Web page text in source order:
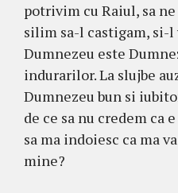
potrivim cu Raiul, sa
silim sa-l castigam, si-l
Dumnezeu este
indurarilor. La slujbe
Dumnezeu bun si
de ce sa nu credem ca
sa ma indoiesc ca ma
mine?